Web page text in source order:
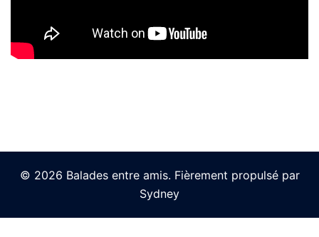
© 2026 Balades entre amis. Fièrement propulsé par
Sydney